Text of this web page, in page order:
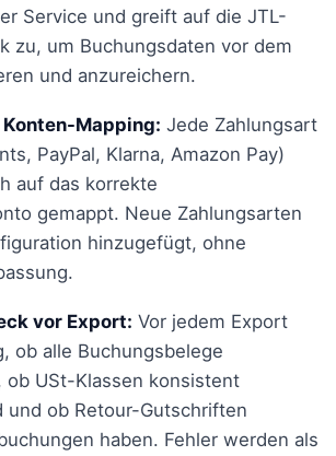
Service und greift auf die JTL-
zu, um Buchungsdaten vor dem
und anzureichern.
Mapping: Jede Zahlungsart
PayPal, Klarna, Amazon Pay)
auf das korrekte
gemappt. Neue Zahlungsarten
hinzugefügt, ohne
vor Export: Vor jedem Export
ob alle Buchungsbelege
ob USt-Klassen konsistent
und ob Retour-Gutschriften
haben. Fehler werden als